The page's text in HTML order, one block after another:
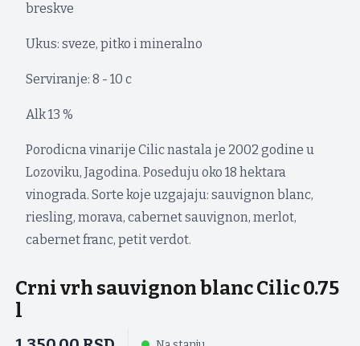
breskve
Ukus: sveze, pitko i mineralno
Serviranje: 8 - 10 c
Alk 13 %
Porodicna vinarije Cilic nastala je 2002 godine u
Lozoviku, Jagodina. Poseduju oko 18 hektara
vinograda. Sorte koje uzgajaju: sauvignon blanc,
riesling, morava, cabernet sauvignon, merlot,
cabernet franc, petit verdot.
Crni vrh sauvignon blanc Cilic 0.75
l